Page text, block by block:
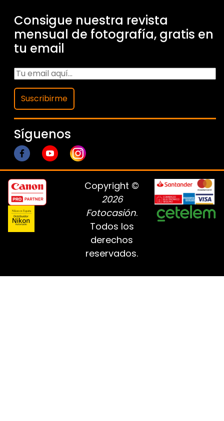
Consigue nuestra revista
mensual de fotografía, gratis en
tu email
Suscribirme
Síguenos
Copyright ©
2026
Fotocasión.
Todos los
derechos
reservados.